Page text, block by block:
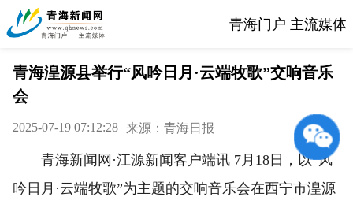
青海门户 主流媒体
青海湟源县举行“风吟日月·云端牧歌”交响音乐
会
2025-07-19 07:12:28 来源：青海日报
青海新闻网·江源新闻客户端讯 7月18日，以“风
吟日月·云端牧歌”为主题的交响音乐会在西宁市湟源